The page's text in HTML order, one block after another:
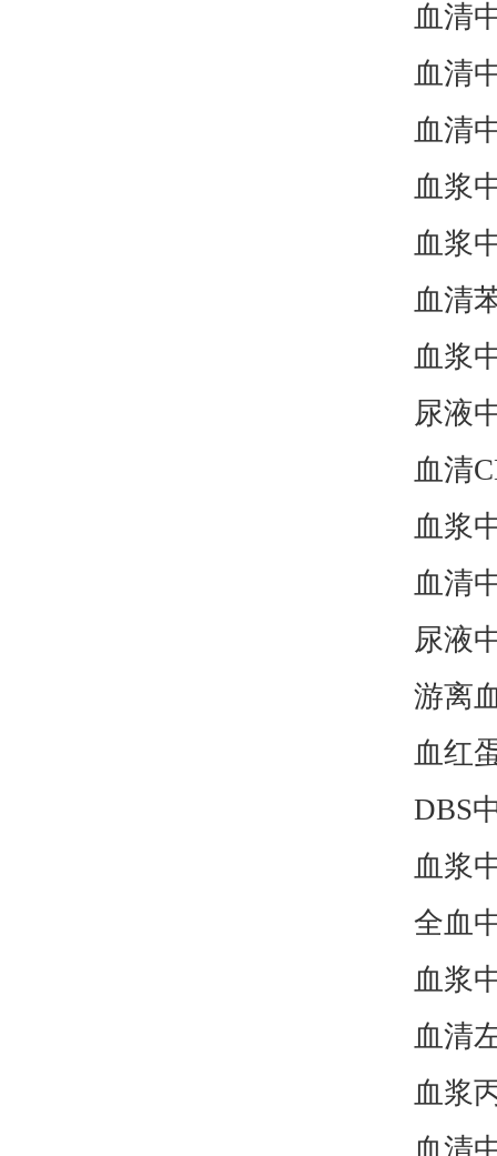
血清
血清
血清
血浆
血浆
血清
血浆
尿液
血清
血浆
血清
尿液
游离
血红
DBS
血浆
全血
血浆
血清
血浆
血清